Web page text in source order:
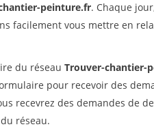
peinture.fr. Chaque
facilement vous mettre en
du réseau Trouver-chantier-
pour recevoir des
recevrez des demandes de
réseau.